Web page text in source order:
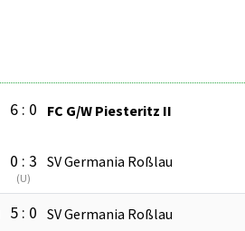
6 : 0 FC G/W Piesteritz II
0 : 3
(U)
SV Germania Roßlau
5 : 0 SV Germania Roßlau